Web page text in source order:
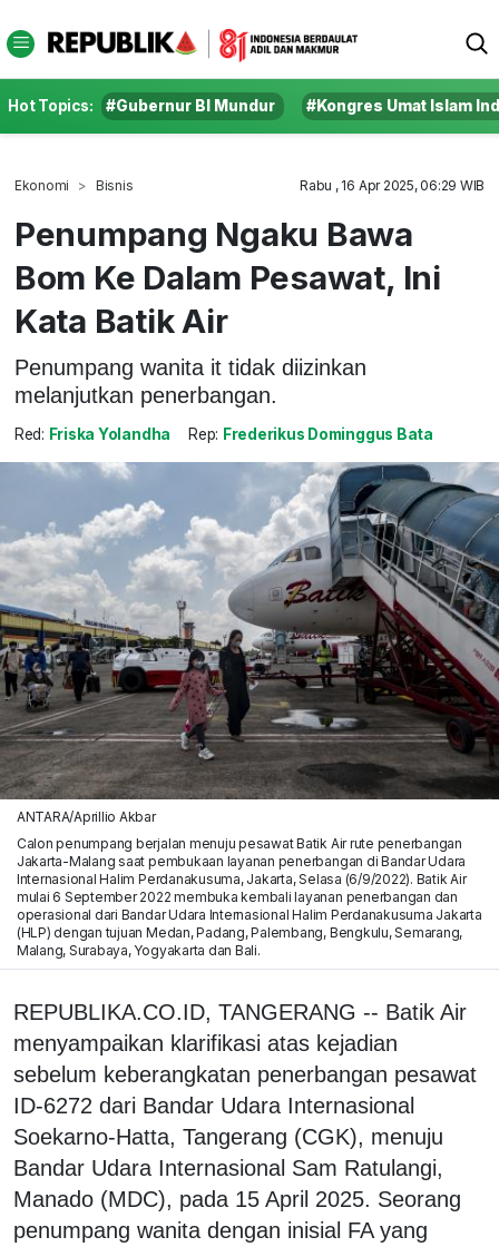
Hot Topics: #Gubernur BI Mundur #Kongres Umat Islam
Ekonomi Bisnis Rabu , 16 Apr 2025, 06:29 WIB
Penumpang Ngaku Bawa
Bom Ke Dalam Pesawat, Ini
Kata Batik Air
Penumpang wanita it tidak diizinkan
melanjutkan penerbangan.
Red: Friska Yolandha Rep: Frederikus Dominggus Bata
ANTARA/Aprillio Akbar
Calon penumpang berjalan menuju pesawat Batik Air rute penerbangan
Jakarta-Malang saat pembukaan layanan penerbangan di Bandar Udara
Internasional Halim Perdanakusuma, Jakarta, Selasa (6/9/2022). Batik Air
mulai 6 September 2022 membuka kembali layanan penerbangan dan
operasional dari Bandar Udara Internasional Halim Perdanakusuma Jakarta
(HLP) dengan tujuan Medan, Padang, Palembang, Bengkulu, Semarang,
Malang, Surabaya, Yogyakarta dan Bali.
REPUBLIKA.CO.ID, TANGERANG -- Batik Air
menyampaikan klarifikasi atas kejadian
sebelum keberangkatan penerbangan pesawat
ID-6272 dari Bandar Udara Internasional
Soekarno-Hatta, Tangerang (CGK), menuju
Bandar Udara Internasional Sam Ratulangi,
Manado (MDC), pada 15 April 2025. Seorang
penumpang wanita dengan inisial FA yang